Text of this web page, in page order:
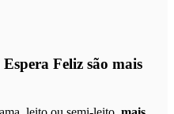
Feliz são mais